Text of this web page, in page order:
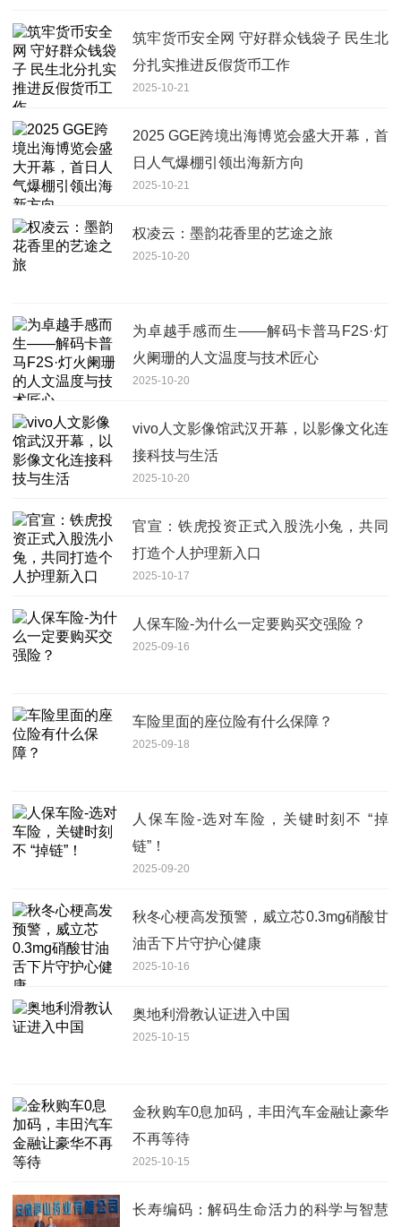
筑牢货币安全网 守好群众钱袋子 民生北
分扎实推进反假货币工作
2025-10-21
2025 GGE跨境出海博览会盛大开幕，首
日人气爆棚引领出海新方向
2025-10-21
权凌云：墨韵花香里的艺途之旅
2025-10-20
为卓越手感而生——解码卡普马F2S·灯
火阑珊的人文温度与技术匠心
2025-10-20
vivo人文影像馆武汉开幕，以影像文化连
接科技与生活
2025-10-20
官宣：铁虎投资正式入股洗小兔，共同
打造个人护理新入口
2025-10-17
人保车险-为什么一定要购买交强险？
2025-09-16
车险里面的座位险有什么保障？
2025-09-18
人保车险-选对车险，关键时刻不 “掉
链”！
2025-09-20
秋冬心梗高发预警，威立芯0.3mg硝酸甘
油舌下片守护心健康
2025-10-16
奥地利滑教认证进入中国
2025-10-15
金秋购车0息加码，丰田汽车金融让豪华
不再等待
2025-10-15
长寿编码：解码生命活力的科学与智慧